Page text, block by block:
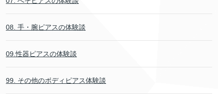
08. 手・腕ピアスの体験談
09.性器ピアスの体験談
99. その他のボディピアス体験談